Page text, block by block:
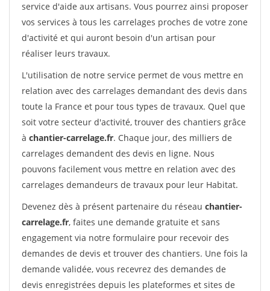
service d'aide aux artisans. Vous pourrez ainsi proposer
vos services à tous les carrelages proches de votre zone
d'activité et qui auront besoin d'un artisan pour
réaliser leurs travaux.
L'utilisation de notre service permet de vous mettre en
relation avec des carrelages demandant des devis dans
toute la France et pour tous types de travaux. Quel que
soit votre secteur d'activité, trouver des chantiers grâce
à chantier-carrelage.fr. Chaque jour, des milliers de
carrelages demandent des devis en ligne. Nous
pouvons facilement vous mettre en relation avec des
carrelages demandeurs de travaux pour leur Habitat.
Devenez dès à présent partenaire du réseau chantier-
carrelage.fr, faites une demande gratuite et sans
engagement via notre formulaire pour recevoir des
demandes de devis et trouver des chantiers. Une fois la
demande validée, vous recevrez des demandes de
devis enregistrées depuis les plateformes et sites de